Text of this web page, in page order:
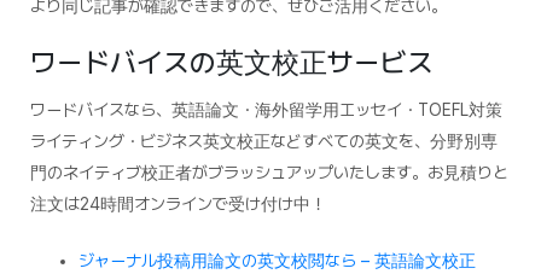
より同じ記事が確認できますので、ぜひご活用ください。
ワードバイスの英文校正サービス
ワードバイスなら、英語論文・海外留学用エッセイ・TOEFL対策
ライティング・ビジネス英文校正などすべての英文を、分野別専
門のネイティブ校正者がブラッシュアップいたします。お見積りと
注文は24時間オンラインで受け付け中！
ジャーナル投稿用論文の英文校閲なら – 英語論文校正